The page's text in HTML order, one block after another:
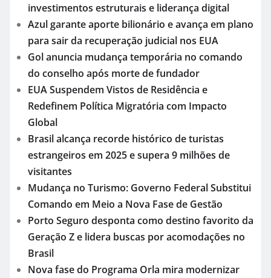
investimentos estruturais e liderança digital
Azul garante aporte bilionário e avança em plano
para sair da recuperação judicial nos EUA
Gol anuncia mudança temporária no comando
do conselho após morte de fundador
EUA Suspendem Vistos de Residência e
Redefinem Política Migratória com Impacto
Global
Brasil alcança recorde histórico de turistas
estrangeiros em 2025 e supera 9 milhões de
visitantes
Mudança no Turismo: Governo Federal Substitui
Comando em Meio a Nova Fase de Gestão
Porto Seguro desponta como destino favorito da
Geração Z e lidera buscas por acomodações no
Brasil
Nova fase do Programa Orla mira modernizar